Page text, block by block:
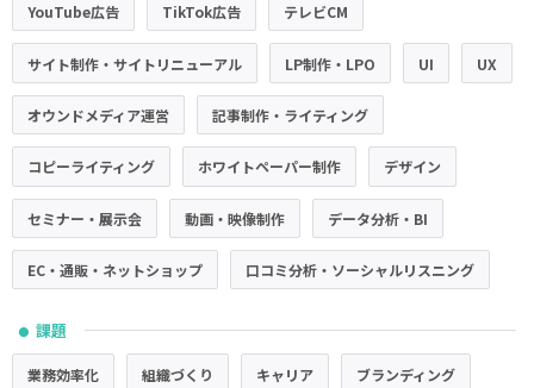
YouTube広告 TikTok広告 テレビCM
サイト制作・サイトリニューアル LP制作・LPO UI UX
オウンドメディア運営 記事制作・ライティング
コピーライティング ホワイトペーパー制作 デザイン
セミナー・展示会 動画・映像制作 データ分析・BI
EC・通販・ネットショップ 口コミ分析・ソーシャルリスニング
● 課題
業務効率化 組織づくり キャリア ブランディング